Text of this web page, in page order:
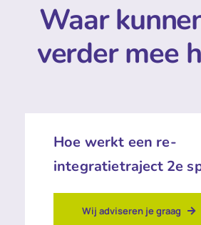
Waar
verder mee
Hoe werkt een re-
integratietraject 2e
Wij adviseren je graag